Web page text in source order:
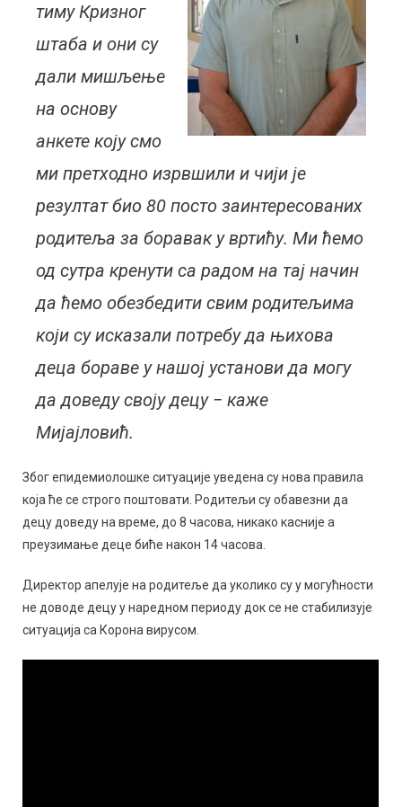
тиму Кризног
штаба и они су
дали мишљење
на основу
анкете коју смо
ми претходно изрвшили и чији је
резултат био 80 посто заинтересованих
родитеља за боравак у вртићу. Ми ћемо
од сутра кренути са радом на тај начин
да ћемо обезбедити свим родитељима
који су исказали потребу да њихова
деца бораве у нашој установи да могу
да доведу своју децу − каже
Мијајловић.
Због епидемиолошке ситуације уведена су нова правила
која ће се строго поштовати. Родитељи су обавезни да
децу доведу на време, до 8 часова, никако касније а
преузимање деце биће након 14 часова.
Директор апелује на родитеље да уколико су у могућности
не доводе децу у наредном периоду док се не стабилизује
ситуација са Корона вирусом.